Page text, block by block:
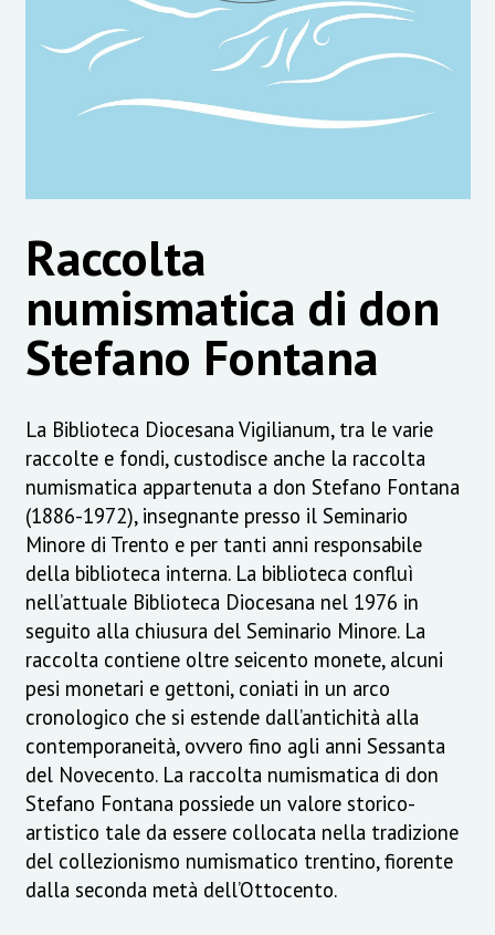
Raccolta
numismatica di don
Stefano Fontana
La Biblioteca Diocesana Vigilianum, tra le varie
raccolte e fondi, custodisce anche la raccolta
numismatica appartenuta a don Stefano Fontana
(1886-1972), insegnante presso il Seminario
Minore di Trento e per tanti anni responsabile
della biblioteca interna. La biblioteca confluì
nell’attuale Biblioteca Diocesana nel 1976 in
seguito alla chiusura del Seminario Minore. La
raccolta contiene oltre seicento monete, alcuni
pesi monetari e gettoni, coniati in un arco
cronologico che si estende dall’antichità alla
contemporaneità, ovvero fino agli anni Sessanta
del Novecento. La raccolta numismatica di don
Stefano Fontana possiede un valore storico-
artistico tale da essere collocata nella tradizione
del collezionismo numismatico trentino, fiorente
dalla seconda metà dell’Ottocento.